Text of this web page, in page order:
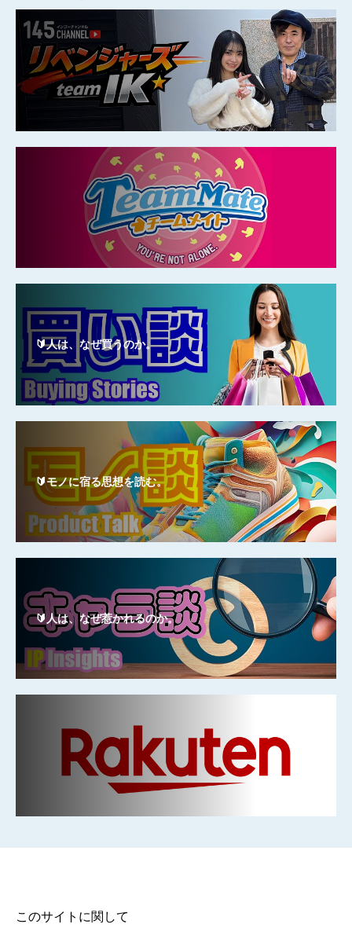
🔰人は、なぜ買うのか。
🔰モノに宿る思想を読む。
🔰人は、なぜ惹かれるのか。
このサイトに関して